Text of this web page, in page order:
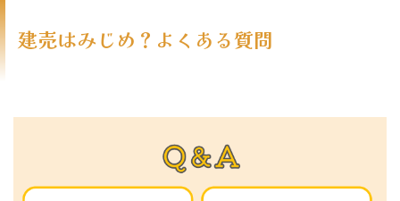
建売はみじめ？よくある質問